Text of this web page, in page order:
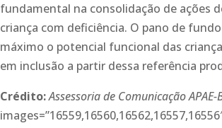
fundamental na consolidação de ações
criança com deficiência. O pano de
máximo o potencial funcional das
em inclusão a partir dessa referência
Crédito:Assessoria de Comunicação APAE-